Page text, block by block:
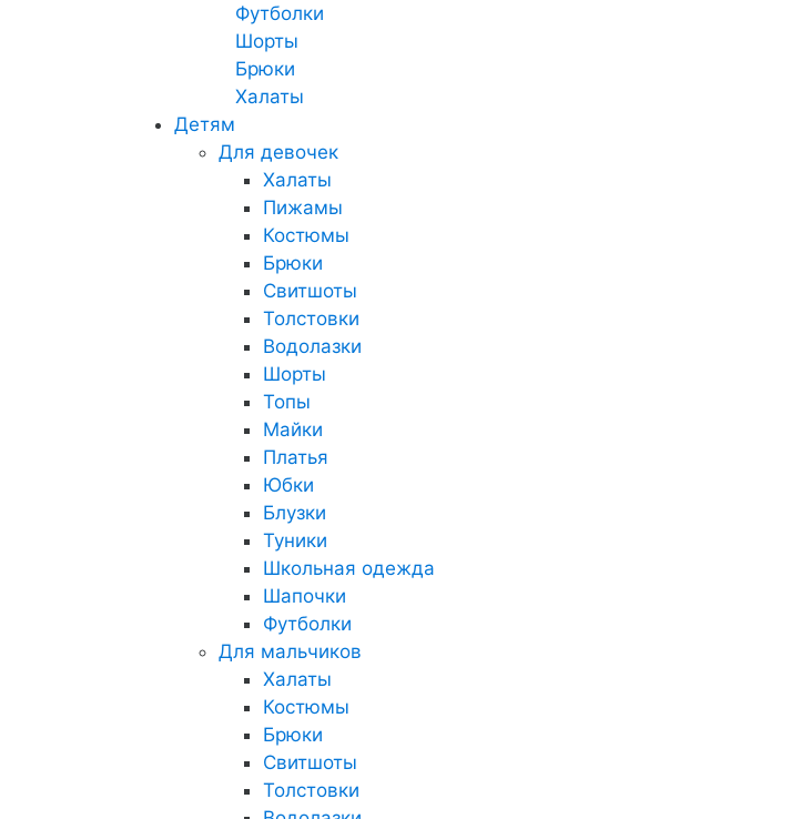
Футболки
Шорты
Брюки
Халаты
Детям
Для девочек
Халаты
Пижамы
Костюмы
Брюки
Свитшоты
Толстовки
Водолазки
Шорты
Топы
Майки
Платья
Юбки
Блузки
Туники
Школьная одежда
Шапочки
Футболки
Для мальчиков
Халаты
Костюмы
Брюки
Свитшоты
Толстовки